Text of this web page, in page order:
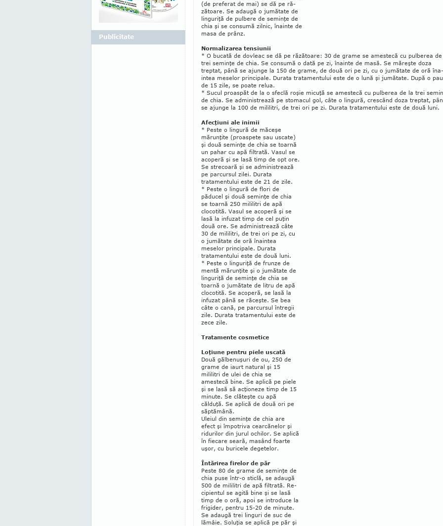
(de preferat de mai) se dă pe ră­
zătoare. Se adaugă o jumătate de
lin­guriţă de pulbere de seminţe de
chia şi se consumă zilnic, înainte de
masa de prânz.
Normalizarea tensiunii
* O bucată de dovleac se dă pe răzătoare: 30 de grame se amestecă cu pulberea de
trei seminţe de chia. Se consu­mă o dată pe zi, înainte de ma­să. Se măreşte doza
treptat, pâ­nă se ajunge la 150 de grame, de două ori pe zi, cu o jumătate de oră îna­
intea meselor princi­pale. Durata trata­men­­tului este de o lună şi jumătate. După o
de 15 zile, se poate relua.
* Sucul proaspăt de la o sfeclă roşie micuţă se amestecă cu pulberea de la trei
de chia. Se administrează pe stomacul gol, câte o lingură, cres­când doza treptat,
se ajunge la 100 de mililitri, de trei ori pe zi. Durata tratamentului este de două luni.
Afecţiuni ale inimii
* Peste o lingură de măceşe
mărunţite (proaspete sau uscate)
şi două seminţe de chia se toarnă
un pahar cu apă filtrată. Vasul se
acoperă şi se lasă timp de opt ore.
Se strecoară şi se administrează
pe parcur­sul zilei. Durata
tratamentului este de 21 de zile.
* Peste o lingură de flori de
păducel şi două se­minţe de chia
se toarnă 250 mililitri de apă
clocotită. Vasul se acoperă şi se
lasă la infuzat timp de cel puţin
două ore. Se administrează câte
30 de mililitri, de trei ori pe zi, cu
o jumătate de oră înaintea
meselor princi­pale. Durata
tratamentului este de două luni.
* Peste o linguriţă de frunze de
mentă mărunţite şi o jumătate de
linguriţă de seminţe de chia se
toarnă o jumătate de litru de apă
clocotită. Se acoperă, se lasă la
infuzat până se răceşte. Se bea
câte o cană, pe parcursul întregii
zile. Durata tratamentului este de
zece zile.
Tratamente cosmetice
Loţiune pentru piele uscată
Două gălbenuşuri de ou, 250 de
grame de iaurt natural şi 15
mililitri de ulei de chia se
amestecă bine. Se aplică pe piele
şi se lasă să acţioneze timp de 15
minute. Se clăteşte cu apă
călduţă. Se aplică de două ori pe
săp­tămână.
Uleiul din seminţe de chia are
efect şi împotriva cearcănelor şi
ri­durilor din jurul ochilor. Se aplică
în fiecare seară, masând foarte
uşor, cu buricele degetelor.
Întărirea firelor de păr
Peste 80 de grame de seminţe de
chia puse într-o sticlă, se adaugă
500 de mililitri de apă filtrată. Re­
cipientul se agită bine şi se lasă
timp de o oră, apoi se introduce la
frigider, pentru 15-20 de minute.
Se adau­gă trei linguri de suc de
lămâie. Soluţia se aplică pe păr şi
Publicitate